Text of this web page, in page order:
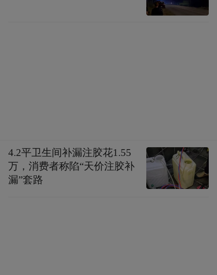
4.2平卫生间补漏注胶花1.55
万，消费者称陷“天价注胶补
漏”套路